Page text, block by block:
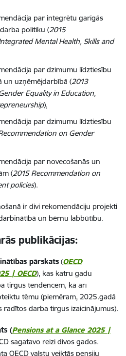
par integrētu garīgās
politiku (2015
Mental Health, Skills and
par dzimumu līdztiesību
un uzņēmējdarbībā (2013
Equality in Education,
),
par dzimumu līdztiesību
on Gender
par novecošanās un
(2015 Recommendation on
policies).
ir divi rekomendāciju projekti
un bērnu labbūtību.
publikācijas:
pārskats (OECD
| OECD), kas katru gadu
tirgus tendencēm, kā arī
tēmu (piemēram, 2025.gadā
radītos darba tirgus izaicinājumus).
(Pensions at a Glance 2025 |
sagatavo reizi divos gados.
OECD valstu veiktās pensiju